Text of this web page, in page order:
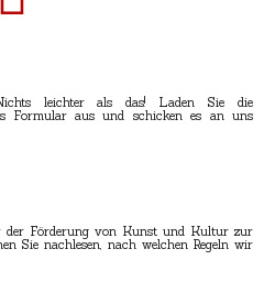
leichter als das! Laden Sie die
Formular aus und schicken es an uns
der Förderung von Kunst und Kultur zur
Sie nachlesen, nach welchen Regeln wir